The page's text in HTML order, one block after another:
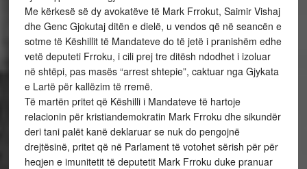
Me kërkesë së dy avokatëve të Mark Frrokut, Saimir Vishaj
dhe Genc Gjokutaj ditën e dielë, u vendos që në seancën e
sotme të Këshillit të Mandateve do të jetë i pranishëm edhe
vetë deputeti Frroku, i cili prej tre ditësh ndodhet i izoluar
në shtëpi, pas masës “arrest shtepie”, caktuar nga Gjykata
e Lartë për kallëzim të rremë.
Të martën pritet që Këshilli i Mandateve të hartoje
relacionin për kristiandemokratin Mark Frroku dhe sikundër
deri tani palët kanë deklaruar se nuk do pengojnë
drejtësinë, pritet që në Parlament të votohet sërish për për
heqjen e imunitetit të deputetit Mark Frroku duke pranuar